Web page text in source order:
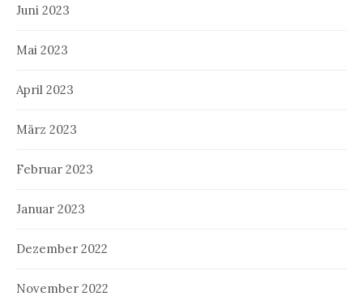
Juni 2023
Mai 2023
April 2023
März 2023
Februar 2023
Januar 2023
Dezember 2022
November 2022